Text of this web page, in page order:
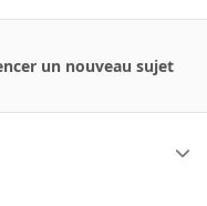
un nouveau sujet